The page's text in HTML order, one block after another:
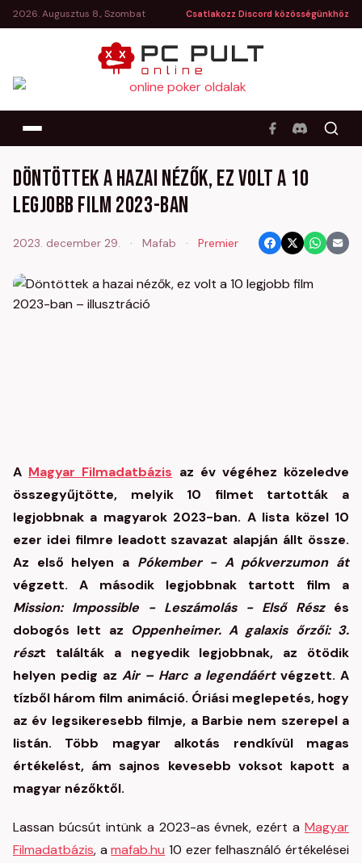
2026. Augusztus 8., Szombat Csatlakozz Discord közösségünkhöz
Döntöttek a hazai nézők, ez volt a 10
legjobb film 2023-ban
2023. december 29. · Mafab · Premier
A Magyar Filmadatbázis az év végéhez közeledve
összegyűjtötte, melyik 10 filmet tartották a
legjobbnak a magyarok 2023-ban. A lista közel 10
ezer idei filmre leadott szavazat alapján állt össze.
Az első helyen a Pókember - A pókverzumon át
végzett. A második legjobbnak tartott film a
Mission: Impossible - Leszámolás - Első Rész és
dobogós lett az Oppenheimer. A galaxis őrzői: 3.
részt találták a negyedik legjobbnak, az ötödik
helyen pedig az Air – Harc a legendáért végzett. A
tízből három film animáció. Óriási meglepetés, hogy
az év legsikeresebb filmje, a Barbie nem szerepel a
listán. Több magyar alkotás rendkívül magas
értékelést, ám sajnos kevesebb voksot kapott a
magyar nézőktől.
Lassan búcsút intünk a 2023-as évnek, ezért a Magyar
Filmadatbázis, amafab.hu 10 ezer felhasználó értékelései